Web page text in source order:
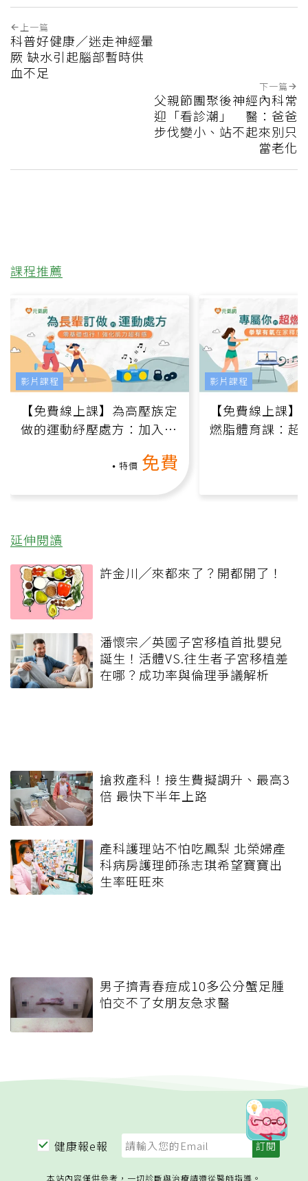
上一篇
科普好健康／迷走神經暈
厥 缺水引起腦部暫時供
血不足
下一篇
父親節團聚後神經內科常
迎「看診潮」 醫：爸爸
步伐變小、站不起來別只
當老化
課程推薦
【免費線上課】為高壓族定
做的運動紓壓處方：加入行
特價 免費
影片課程
【免費線上課
燃脂體育課：超
影片課程
延伸閱讀
許金川╱來都來了？開都開了！
潘懷宗／英國子宮移植首批嬰兒
誕生！活體VS.往生者子宮移植差
在哪？成功率與倫理爭議解析
搶救產科！接生費擬調升、最高3
倍 最快下半年上路
產科護理站不怕吃鳳梨 北榮婦產
科病房護理師孫志琪希望寶寶出
生率旺旺來
男子擠青春痘成10多公分蟹足腫
怕交不了女朋友急求醫
健康報e報
本站內容僅供參考，一切診斷與治療請遵從醫師指導。